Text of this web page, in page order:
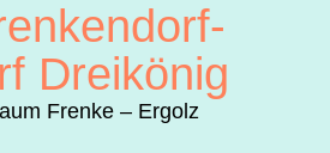
Dreikönig
Frenke – Ergolz